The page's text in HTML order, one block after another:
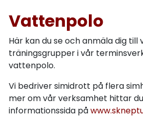
Vattenpolo
Här kan du se och anmäla dig till
träningsgrupper i vår
vattenpolo.
Vi bedriver simidrott på flera
mer om vår verksamhet hittar
informationssida på